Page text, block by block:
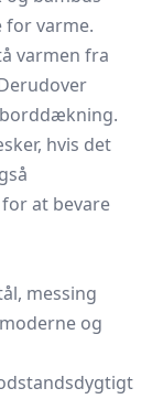
for varme.
varmen fra
hvis det
at bevare
messing
og